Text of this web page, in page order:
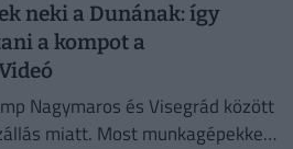
neki a Dunának: így
a kompot a
Nagymaros és Visegrád között
miatt. Most munkagépekkel